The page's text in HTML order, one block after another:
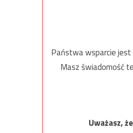
Państwa wsparcie jest
Masz świadomość
Uważasz,